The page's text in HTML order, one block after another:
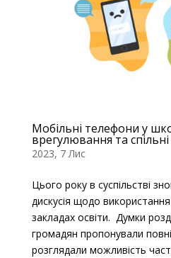
Мобільні телефони у
врегулювання та
2023, 7 Лис
Цього року в суспільстві
дискусія щодо
закладах освіти. Думки
громадян пропонували
розглядали можливість